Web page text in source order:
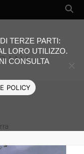
TERZE PARTI:
LORO UTILIZZO.
CONSULTA
POLICY